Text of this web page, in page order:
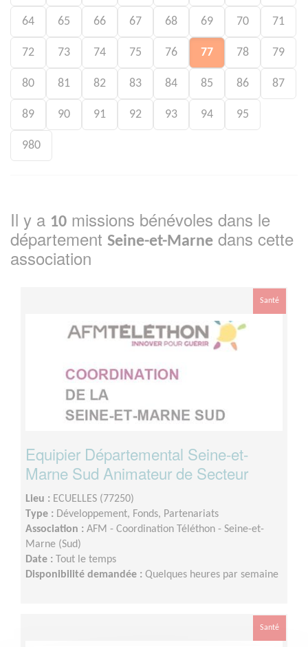
64 65 66 67 68 69 70 71
72 73 74 75 76 77 78 79
80 81 82 83 84 85 86 87
89 90 91 92 93 94 95
980
Il y a 10 missions bénévoles dans le
département Seine-et-Marne dans cette
association
Santé
Equipier Départemental Seine-et-
Marne Sud Animateur de Secteur
Lieu : ECUELLES (77250)
Type : Développement, Fonds, Partenariats
Association : AFM - Coordination Téléthon - Seine-et-
Marne (Sud)
Date :
Tout le temps
Disponibilité demandée : Quelques heures par semaine
Santé